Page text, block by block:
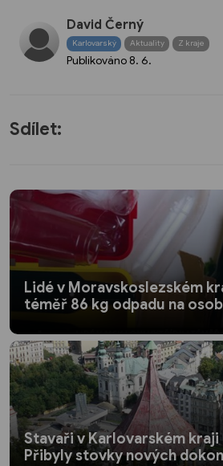
David Černý
Karlovarský Aktuality Z kraje
Publikováno 8. 6.
Sdílet:
Lidé v Moravskoslezském
téměř 86 kg odpadu na
Stavaři v Karlovarském kraji
Přibyly stovky nových